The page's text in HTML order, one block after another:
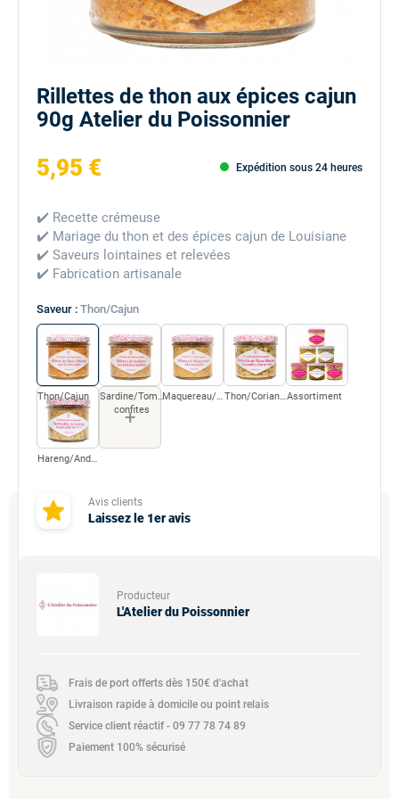
Rillettes de thon aux épices cajun
90g Atelier du Poissonnier
Avis clients
Laissez le 1er avis
✔️ Recette crémeuse
✔️ Mariage du thon et des épices cajun de Louisiane
✔️ Saveurs lointaines et relevées
✔️ Fabrication artisanale
Saveur : Thon/Cajun
Thon/Cajun
Sardine/Tomates
confites
Maquereau/Moutarde Thon/Coriandre/CitronAssortiment
Hareng/Andouille
+
5,95 € Expédition sous 24 heures
Producteur
L'Atelier du Poissonnier
Frais de port offerts dès 150€ d'achat
Livraison rapide à domicile ou point relais
Service client réactif - 09 77 78 74 89
Paiement 100% sécurisé